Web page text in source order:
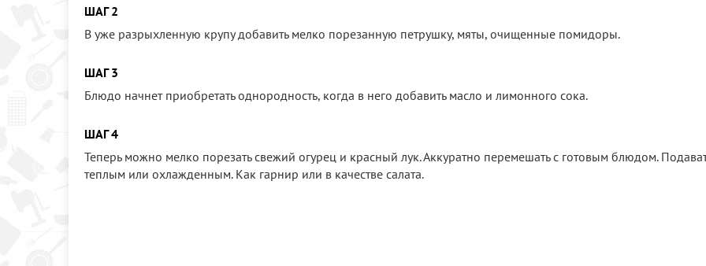
ШАГ 2
В уже разрыхленную крупу добавить мелко порезанную петрушку, мяты, очищенные помидоры.
ШАГ 3
Блюдо начнет приобретать однородность, когда в него добавить масло и лимонного сока.
ШАГ 4
Теперь можно мелко порезать свежий огурец и красный лук. Аккуратно перемешать с готовым блюдом.
теплым или охлажденным. Как гарнир или в качестве салата.